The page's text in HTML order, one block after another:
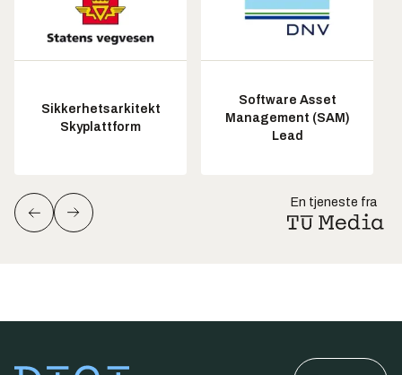
Sikkerhetsarkitekt
Skyplattform
Software Asset
Management (SAM)
Lead
En tjeneste fra